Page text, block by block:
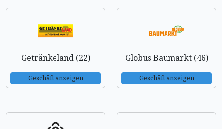
Getränkeland (22)
Geschäft anzeigen
Globus Baumarkt (46)
Geschäft anzeigen